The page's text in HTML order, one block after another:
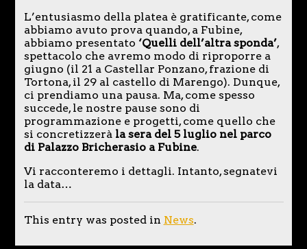
L’entusiasmo della platea è gratificante, come
abbiamo avuto prova quando, a Fubine,
abbiamo presentato ‘Quelli dell’altra sponda’,
spettacolo che avremo modo di riproporre a
giugno (il 21 a Castellar Ponzano, frazione di
Tortona, il 29 al castello di Marengo). Dunque,
ci prendiamo una pausa. Ma, come spesso
succede, le nostre pause sono di
programmazione e progetti, come quello che
si concretizzeràla sera del 5 luglio nel parco
di Palazzo Bricherasio a Fubine.
Vi racconteremo i dettagli. Intanto, segnatevi
la data…
This entry was posted in News.